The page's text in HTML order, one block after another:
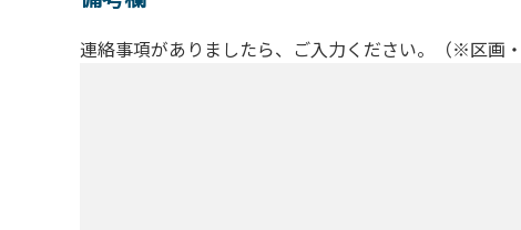
連絡事項がありましたら、ご入力ください。（※区画